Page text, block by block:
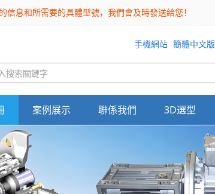
息和所需要的具體型號，我們會及時發送給您！
手機網站 簡體中文版
案例展示 聯係我們 3D選型